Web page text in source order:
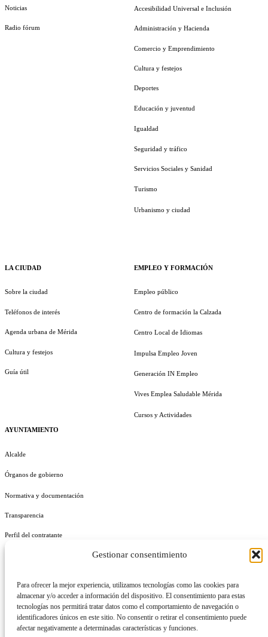
Gestionar consentimiento
Para ofrecer la mejor experiencia, utilizamos tecnologías como las cookies para
almacenar y/o acceder a información del dispositivo. El consentimiento para estas
tecnologías nos permitirá tratar datos como el comportamiento de navegación o
identificadores únicos en este sitio. No consentir o retirar el consentimiento puede
afectar negativamente a determinadas características y funciones.
Noticias
Radio fórum
LA CIUDAD
Sobre la ciudad
Teléfonos de interés
Agenda urbana de Mérida
Cultura y festejos
Guía útil
AYUNTAMIENTO
Alcalde
Órganos de gobierno
Normativa y documentación
Transparencia
Perfil del contratante
Accesibilidad Universal e Inclusión
Administración y Hacienda
Comercio y Emprendimiento
Cultura y festejos
Deportes
Educación y juventud
Igualdad
Seguridad y tráfico
Servicios Sociales y Sanidad
Turismo
Urbanismo y ciudad
EMPLEO Y FORMACIÓN
Empleo público
Centro de formación la Calzada
Centro Local de Idiomas
Impulsa Empleo Joven
Generación IN Empleo
Vives Emplea Saludable Mérida
Cursos y Actividades